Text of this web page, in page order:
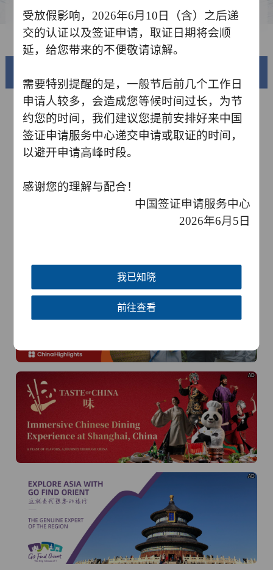
常见问题
锦绣华南
AD
AD
受放假影响， 2026年6月10日（含）之后递
交的认证以及签证申请，取证日期将会顺
延，给您带来的不便敬请谅解。
需要特别提醒的是，一般节后前几个工作日
申请人较多，会造成您等候时间过长，为节
约您的时间，我们建议您提前安排好来中国
签证申请服务中心递交申请或取证的时间，
以避开申请高峰时段。
感谢您的理解与配合！
中国签证申请服务中心
2026年6月5日
我已知晓
前往查看